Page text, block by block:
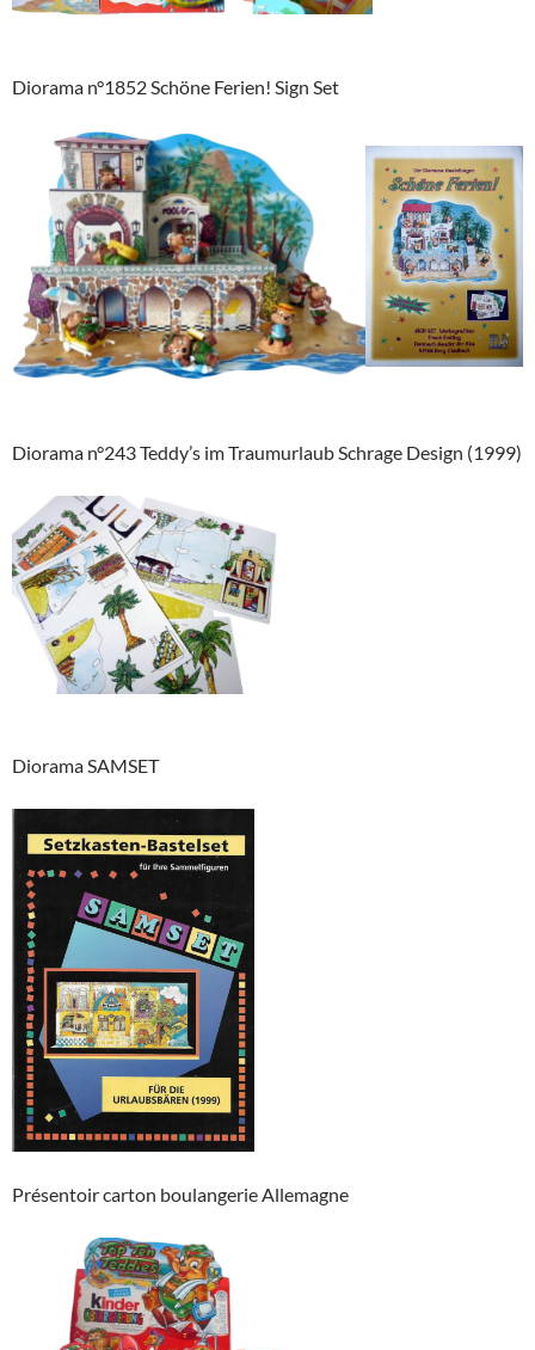
Diorama n°1852 Schöne Ferien! Sign Set
Diorama n°243 Teddy’s im Traumurlaub Schrage Design (1999)
Diorama SAMSET
Présentoir carton boulangerie Allemagne